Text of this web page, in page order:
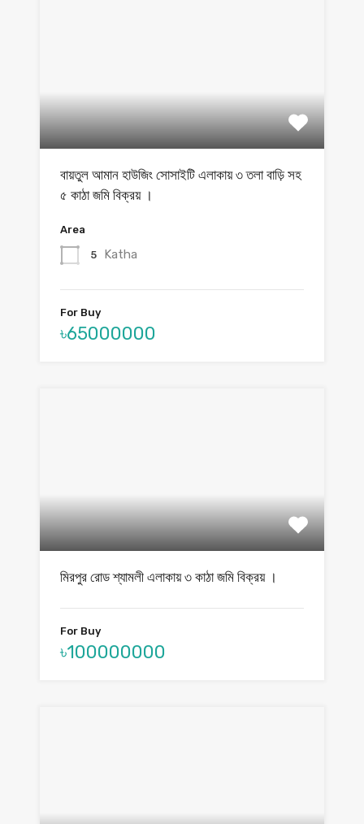
বায়তুল আমান হাউজিং সোসাইটি এলাকায় ৩ তলা বাড়ি সহ
৫ কাঠা জমি বিক্রয় ।
Area
5 Katha
For Buy
৳65000000
মিরপুর রোড শ্যামলী এলাকায় ৩ কাঠা জমি বিক্রয় ।
For Buy
৳100000000